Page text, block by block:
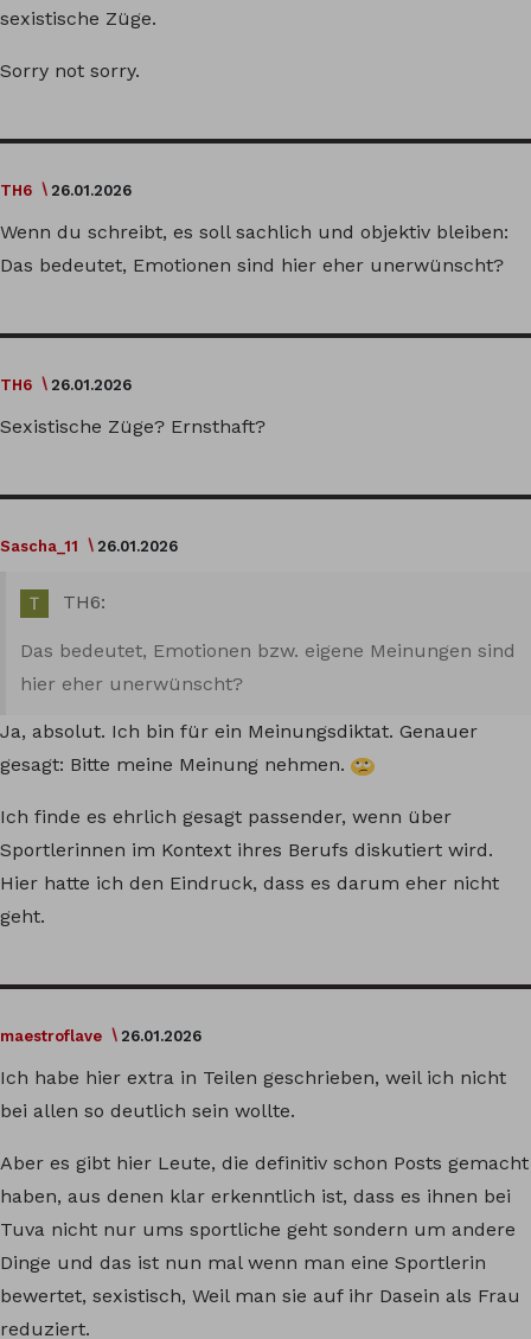
sexistische Züge.
Sorry not sorry.
TH6 26.01.2026
Wenn du schreibt, es soll sachlich und objektiv bleiben:
Das bedeutet, Emotionen sind hier eher unerwünscht?
TH6 26.01.2026
Sexistische Züge? Ernsthaft?
Sascha_11 26.01.2026
TH6:
Das bedeutet, Emotionen bzw. eigene Meinungen sind
hier eher unerwünscht?
Ja, absolut. Ich bin für ein Meinungsdiktat. Genauer
gesagt: Bitte meine Meinung nehmen.
Ich finde es ehrlich gesagt passender, wenn über
Sportlerinnen im Kontext ihres Berufs diskutiert wird.
Hier hatte ich den Eindruck, dass es darum eher nicht
geht.
maestroflave 26.01.2026
Ich habe hier extra in Teilen geschrieben, weil ich nicht
bei allen so deutlich sein wollte.
Aber es gibt hier Leute, die definitiv schon Posts gemacht
haben, aus denen klar erkenntlich ist, dass es ihnen bei
Tuva nicht nur ums sportliche geht sondern um andere
Dinge und das ist nun mal wenn man eine Sportlerin
bewertet, sexistisch, Weil man sie auf ihr Dasein als Frau
reduziert.